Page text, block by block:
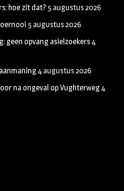
hoe zit dat? 5 augustus 2026
5 augustus 2026
geen opvang asielzoekers4
4 augustus 2026
na ongeval op Vughterweg4